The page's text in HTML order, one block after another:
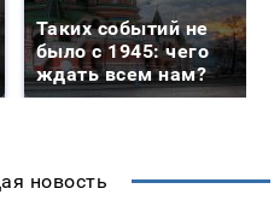
Таких событий не
было с 1945: чего
ждать всем нам?
новость